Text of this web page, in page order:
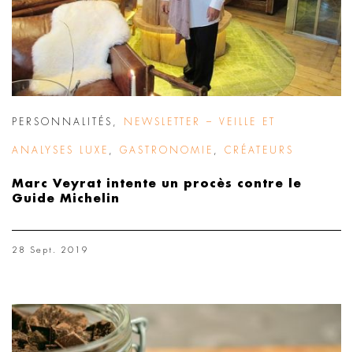
PERSONNALITÉS NEWSLETTER – VEILLE ET
ANALYSES LUXE GASTRONOMIE CRÉATEURS
Marc Veyrat intente un procès contre le
Guide Michelin
28 Sept. 2019